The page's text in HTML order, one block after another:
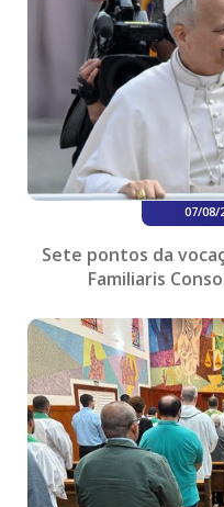
07/08/
Sete pontos da
Familiaris